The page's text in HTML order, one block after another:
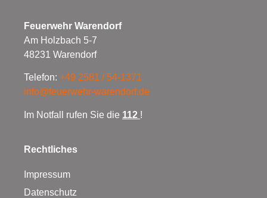
Feuerwehr Warendorf
Am Holzbach 5-7
48231 Warendorf
Telefon: +49 2581 / 54-1371
info@feuerwehr-warendorf.de
Im Notfall rufen Sie die 112 !
Rechtliches
Impressum
Datenschutz